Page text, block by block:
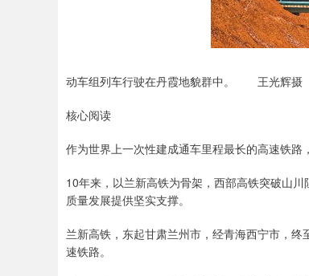
动车组列车行驶在丹霞地貌群中。 王光辉摄（
核心阅读
作为世界上一次性建成通车里程最长的高速铁路
10年来，以兰新高铁为骨架，西部高铁突破山
质量发展提供坚实支撑。
兰新高铁，东起甘肃兰州市，经青海西宁市，
速铁路。